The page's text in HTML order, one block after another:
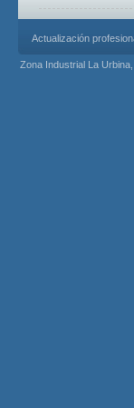
Actualización
Zona Industrial La